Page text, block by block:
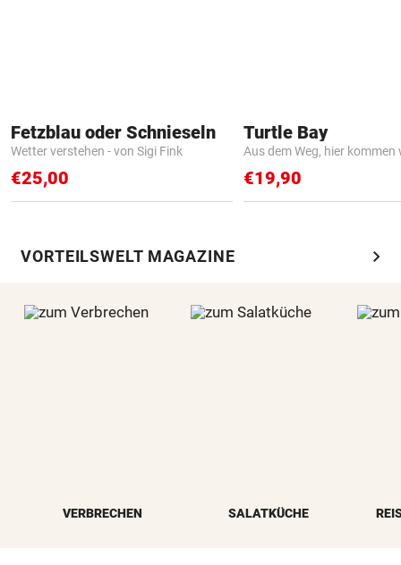
Fetzblau oder Schnieseln
Wetter verstehen - von Sigi Fink
€25,00
Turtle Bay
Aus dem Weg, hier kommen
€19,90
VORTEILSWELT MAGAZINE chevron_right
VERBRECHEN SALATKÜCHE